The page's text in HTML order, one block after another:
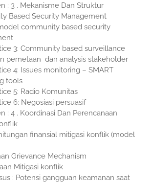
: 3 . Mekanisme Dan Struktur
Based Security Management
community based security
3: Community based surveillance
pemetaan dan analysis stakeholder
4: Issues monitoring – SMART
tools
5: Radio Komunitas
6: Negosiasi persuasif
: 4 . Koordinasi Dan Perencanaan
finansial mitigasi konflik (model
Grievance Mechanism
Mitigasi konflik
: Potensi gangguan keamanan saat